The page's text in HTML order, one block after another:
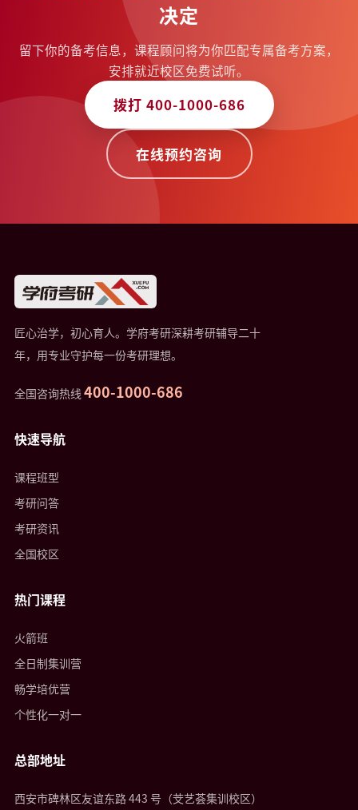
决定
留下你的备考信息，课程顾问将为你匹配专属备考方案，
安排就近校区免费试听。
拨打 400-1000-686
在线预约咨询
匠心治学，初心育人。学府考研深耕考研辅导二十
年，用专业守护每一份考研理想。
全国咨询热线400-1000-686
快速导航
课程班型
考研问答
考研资讯
全国校区
热门课程
火箭班
全日制集训营
畅学培优营
个性化一对一
总部地址
西安市碑林区友谊东路 443 号（芠艺荟集训校区）